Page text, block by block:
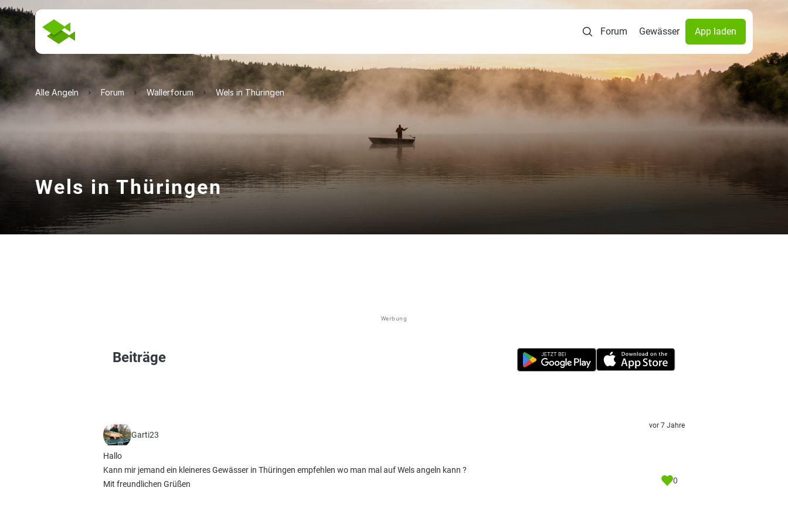
Forum Gewässer App laden
Alle Angeln Forum Wallerforum Wels in Thüringen
Wels in Thüringen
Werbung
Beiträge
Garti23
Hallo
Kann mir jemand ein kleineres Gewässer in Thüringen empfehlen wo man mal auf Wels angeln kann ?
Mit freundlichen Grüßen
vor 7 Jahre
0